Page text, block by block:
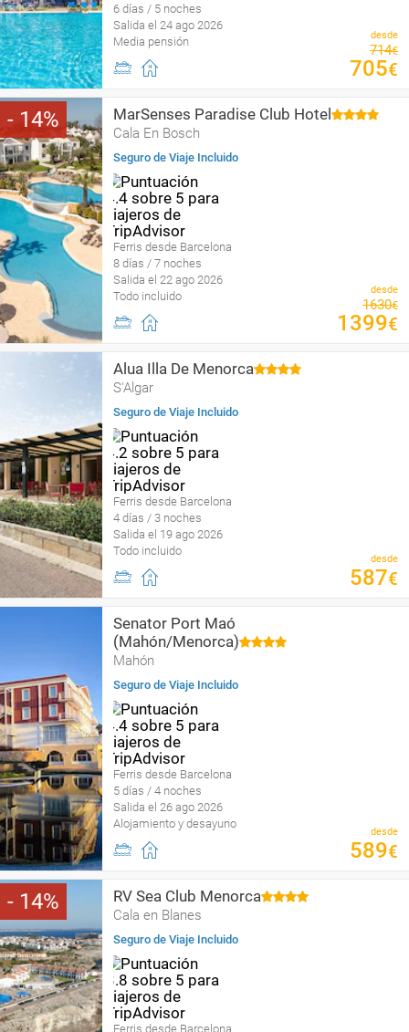
6 días / 5 noches
Salida el 24 ago 2026
Media pensión
desde
714€
705€
14 MarSenses Paradise Club Hotel
Cala En Bosch
Seguro de Viaje Incluido
Ferris desde Barcelona
8 días / 7 noches
Salida el 22 ago 2026
Todo incluido
desde
1630€
1399€
Alua Illa De Menorca
S'Algar
Seguro de Viaje Incluido
Ferris desde Barcelona
4 días / 3 noches
Salida el 19 ago 2026
Todo incluido
desde
587€
Senator Port Maó
(Mahón/Menorca)
Mahón
Seguro de Viaje Incluido
Ferris desde Barcelona
5 días / 4 noches
Salida el 26 ago 2026
Alojamiento y desayuno
desde
589€
14 RV Sea Club Menorca
Cala en Blanes
Seguro de Viaje Incluido
Ferris desde Barcelona